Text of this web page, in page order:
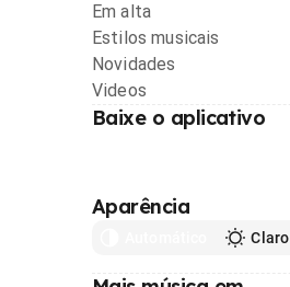
Em alta
Estilos musicais
Novidades
Videos
Baixe o aplicativo
Aparência
Claro